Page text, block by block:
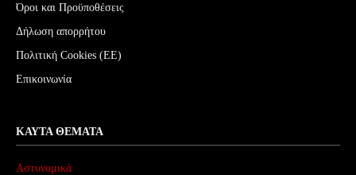
Όροι και Προϋποθέσεις
Δήλωση απορρήτου
Πολιτική Cookies (ΕΕ)
Επικοινωνία
ΚΑΥΤΆ ΘΈΜΑΤΑ
Αστυνομικά